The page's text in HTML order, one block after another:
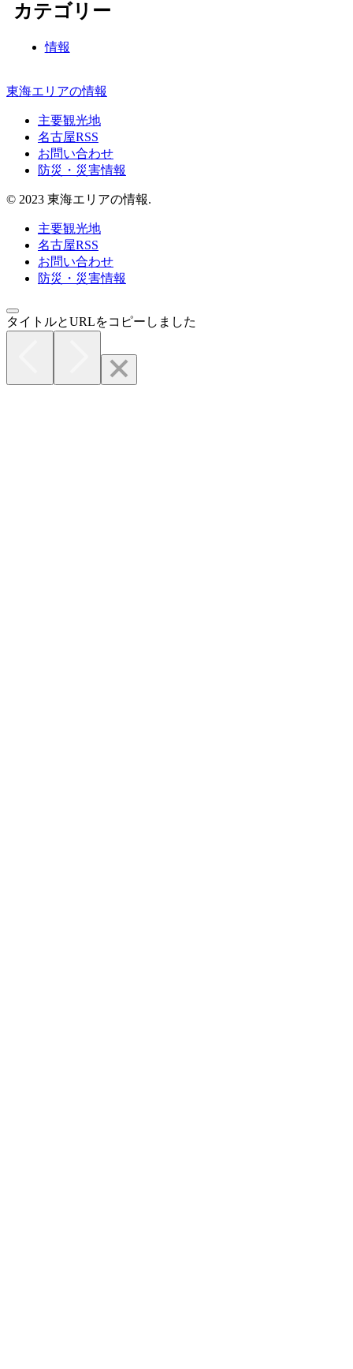
カテゴリー
情報
東海エリアの情報
主要観光地
名古屋RSS
お問い合わせ
防災・災害情報
© 2023 東海エリアの情報.
主要観光地
名古屋RSS
お問い合わせ
防災・災害情報
タイトルとURLをコピーしました